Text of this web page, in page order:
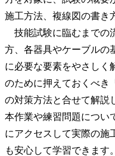
施工方法、複線図の書き
技能試験に臨むまでの
方、各器具やケーブルの
に必要な要素をやさしく
のために押えておくべき
の対策方法と合せて解説
本作業や練習問題につい
にアクセスして実際の施
も安心して学習できます。